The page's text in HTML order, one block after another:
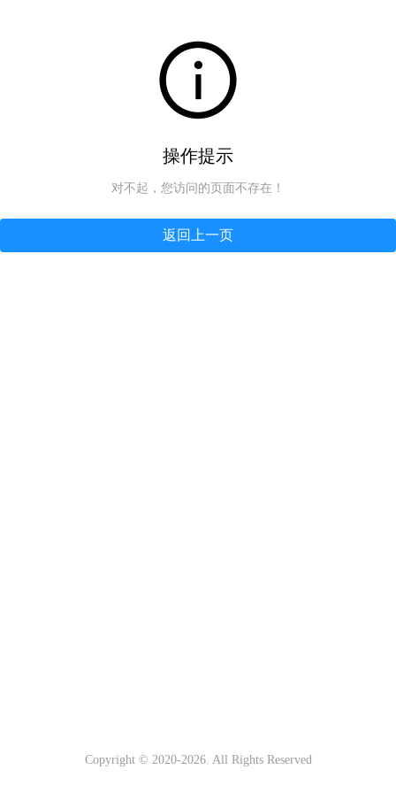
操作提示
对不起，您访问的页面不存在！
返回上一页
Copyright © 2020-2026. All Rights Reserved